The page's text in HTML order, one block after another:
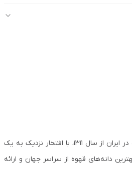
ریو، نخستین تولیدکننده قهوه در ایران از سال ۱۳۱۱، با افتخار نزدیک به یک
دانه‌های قهوه از سراسر جهان و ارائه